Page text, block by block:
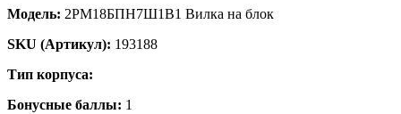
Модель: 2РМ18БПН7Ш1В1 Вилка на блок
SKU (Артикул): 193188
Тип корпуса:
Бонусные баллы: 1